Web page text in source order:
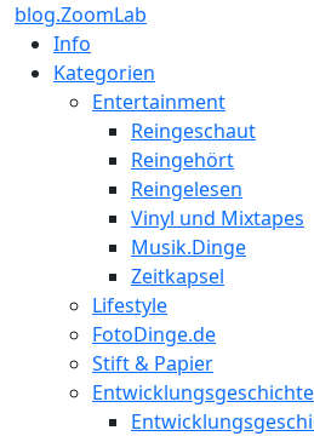
blog.ZoomLab
Info
Kategorien
Entertainment
Reingeschaut
Reingehört
Reingelesen
Vinyl und Mixtapes
Musik.Dinge
Zeitkapsel
Lifestyle
FotoDinge.de
Stift & Papier
Entwicklungsgeschichte